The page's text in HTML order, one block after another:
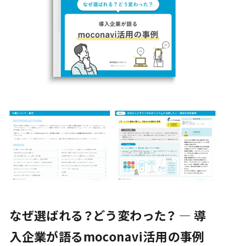
なぜ選ばれる？どう変わった？ ― 導
入企業が語るmoconavi活用の事例